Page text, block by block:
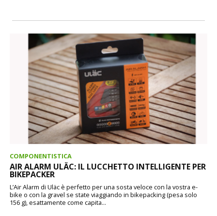
COMPONENTISTICA
AIR ALARM ULÄC: IL LUCCHETTO INTELLIGENTE PER
BIKEPACKER
L’Air Alarm di Uläc è perfetto per una sosta veloce con la vostra e-
bike o con la gravel se state viaggiando in bikepacking (pesa solo
156 g), esattamente come capita...